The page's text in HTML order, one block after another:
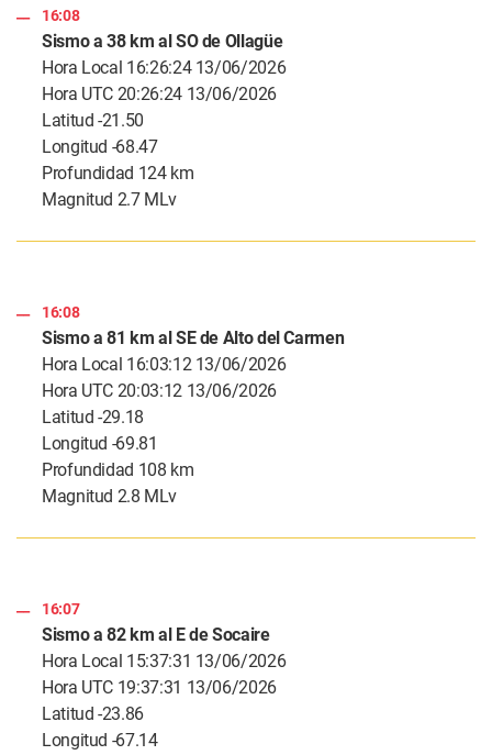
16:08
Sismo a 38 km al SO de Ollagüe
Hora Local 16:26:24 13/06/2026
Hora UTC 20:26:24 13/06/2026
Latitud -21.50
Longitud -68.47
Profundidad 124 km
Magnitud 2.7 MLv
16:08
Sismo a 81 km al SE de Alto del Carmen
Hora Local 16:03:12 13/06/2026
Hora UTC 20:03:12 13/06/2026
Latitud -29.18
Longitud -69.81
Profundidad 108 km
Magnitud 2.8 MLv
16:07
Sismo a 82 km al E de Socaire
Hora Local 15:37:31 13/06/2026
Hora UTC 19:37:31 13/06/2026
Latitud -23.86
Longitud -67.14